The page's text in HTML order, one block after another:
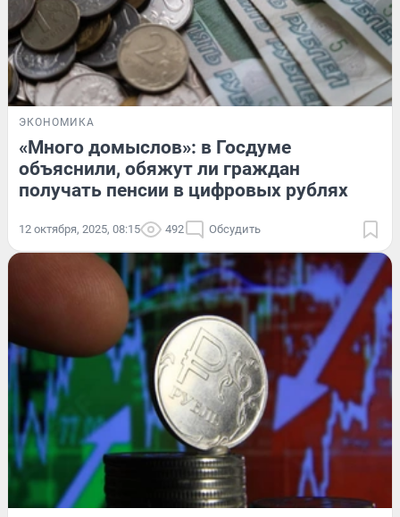
ЭКОНОМИКА
«Много домыслов»: в Госдуме
объяснили, обяжут ли граждан
получать пенсии в цифровых рублях
12 октября, 2025, 08:15 492 Обсудить